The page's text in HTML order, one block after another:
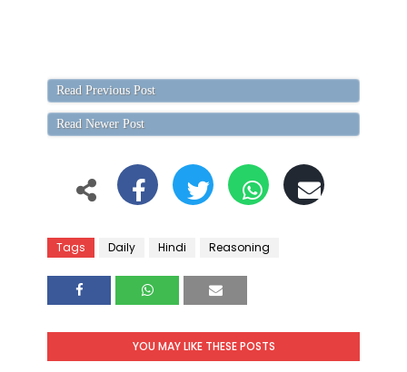
Read Previous Post
Read Newer Post
Tags Daily Hindi Reasoning
YOU MAY LIKE THESE POSTS